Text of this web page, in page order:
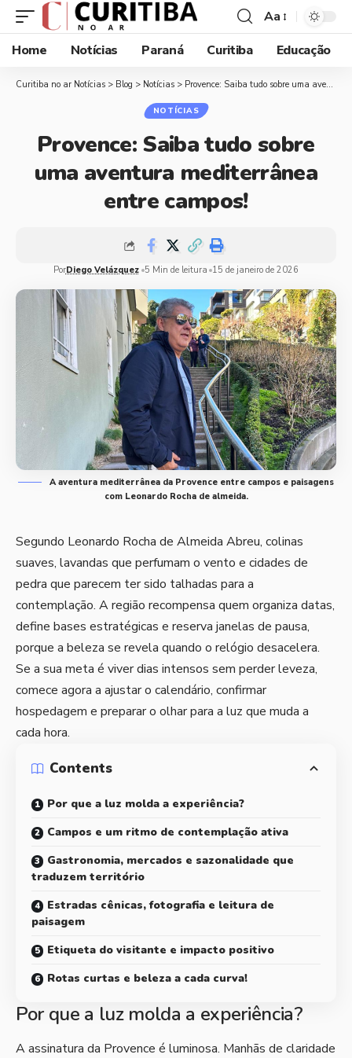
Aa
Home
Notícias Paraná Curitiba Educação
Curitiba no ar Notícias > Blog > Notícias > Provence: Saiba tudo sobre uma aventura mediterrânea entre campos!
NOTÍCIAS
Provence: Saiba tudo sobre
uma aventura mediterrânea
entre campos!
PorDiego Velázquez 5 Min de leitura 15 de janeiro de 2026
A aventura mediterrânea da Provence entre campos e paisagens
com Leonardo Rocha de almeida.
Segundo Leonardo Rocha de Almeida Abreu, colinas
suaves, lavandas que perfumam o vento e cidades de
pedra que parecem ter sido talhadas para a
contemplação. A região recompensa quem organiza datas,
define bases estratégicas e reserva janelas de pausa,
porque a beleza se revela quando o relógio desacelera.
Se a sua meta é viver dias intensos sem perder leveza,
comece agora a ajustar o calendário, confirmar
hospedagem e preparar o olhar para a luz que muda a
cada hora.
Contents
Por que a luz molda a experiência?
Campos e um ritmo de contemplação ativa
Gastronomia, mercados e sazonalidade que
traduzem território
Estradas cênicas, fotografia e leitura de
paisagem
Etiqueta do visitante e impacto positivo
Rotas curtas e beleza a cada curva!
Por que a luz molda a experiência?
A assinatura da Provence é luminosa. Manhãs de claridade